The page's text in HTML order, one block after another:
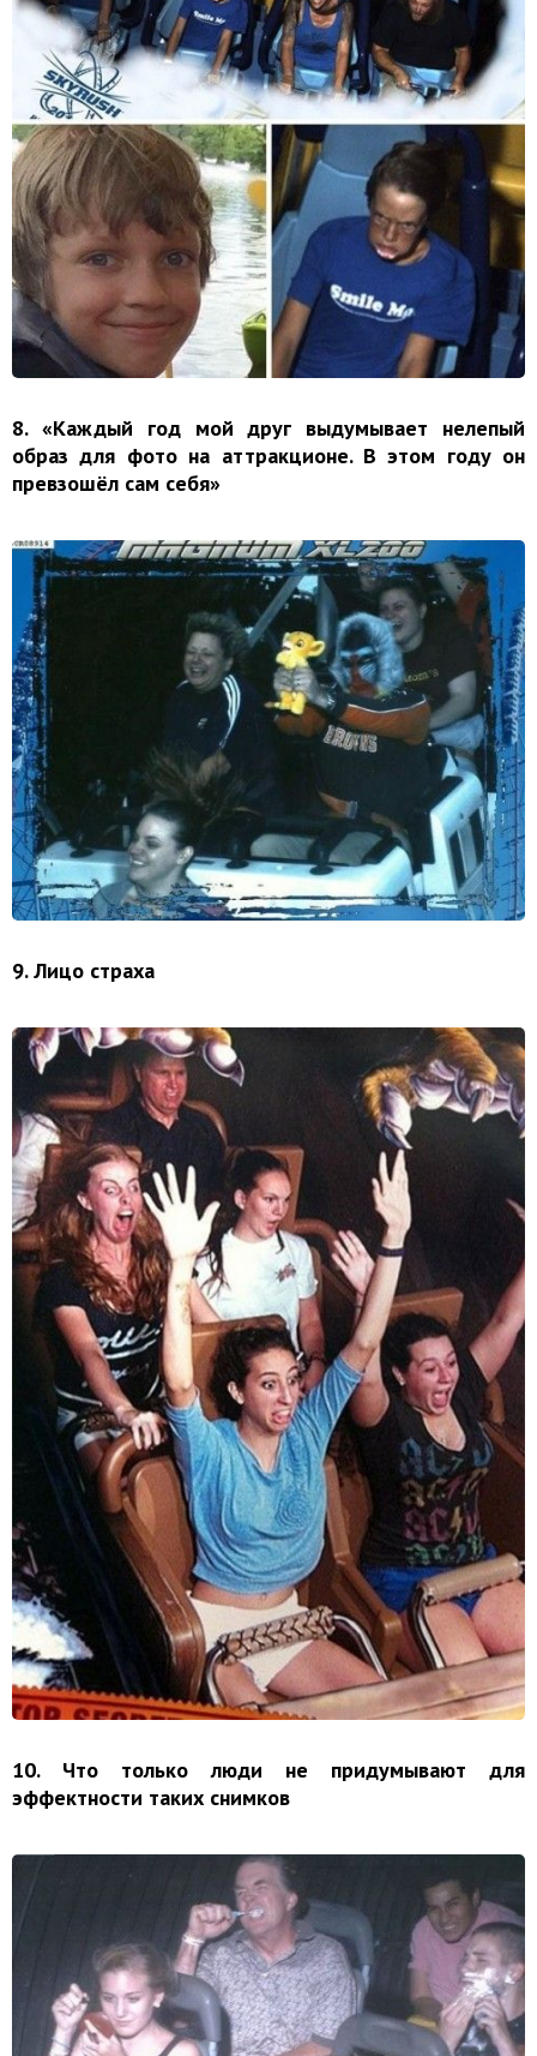
8. «Каждый год мой друг выдумывает нелепый
образ для фото на аттракционе. В этом году он
превзошёл сам себя»
9. Лицо страха
10. Что только люди не придумывают для
эффектности таких снимков